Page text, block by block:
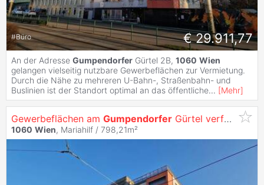
#Büro € 29.911,77
An der Adresse Gumpendorfer Gürtel 2B, 1060 Wien
gelangen vielseitig nutzbare Gewerbeflächen zur Vermietung.
Durch die Nähe zu mehreren U-Bahn-, Straßenbahn- und
Buslinien ist der Standort optimal an das öffentliche... [Mehr]
Gewerbeflächen am Gumpendorfer Gürtel verfügbar!
1060 Wien, Mariahilf / 798,21m²